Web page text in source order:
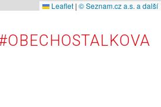
Leaflet | © Seznam.cz a.s. a další